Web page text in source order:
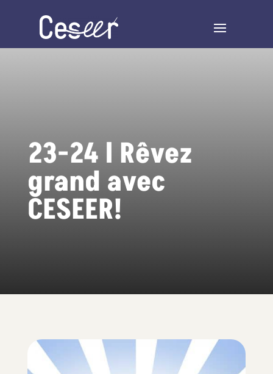
23-24 l Rêvez
grand avec
CESEER!